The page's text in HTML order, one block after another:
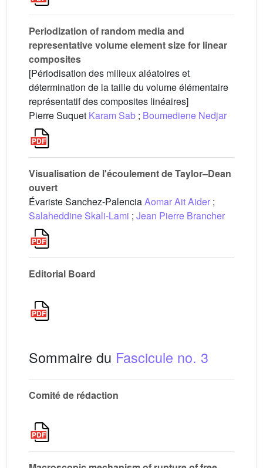
Periodization of random media and
representative volume element size for linear
composites
[Périodisation des milieux aléatoires et
détermination de la taille du volume élémentaire
représentatif des composites linéaires]
Pierre Suquet Karam Sab ; Boumediene Nedjar
Visualisation de l'écoulement de Taylor–Dean
ouvert
Évariste Sanchez-PalenciaAomar Ait Aider ;
Salaheddine Skali-Lami ; Jean Pierre Brancher
Editorial Board
Sommaire du Fascicule no. 3
Comité de rédaction